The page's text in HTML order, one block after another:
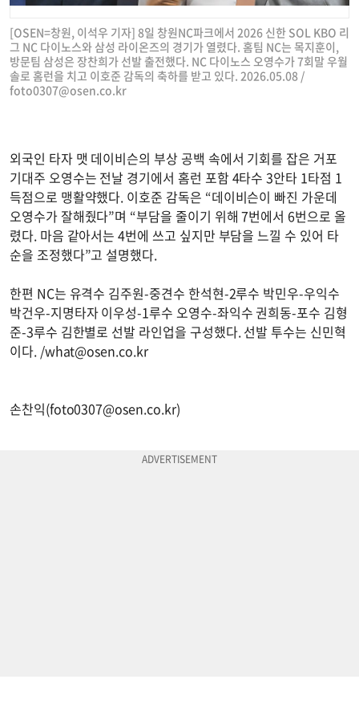
[OSEN=창원, 이석우 기자] 8일 창원NC파크에서 2026 신한 SOL KBO 리
그 NC 다이노스와 삼성 라이온즈의 경기가 열렸다. 홈팀 NC는 목지훈이,
방문팀 삼성은 장찬희가 선발 출전했다. NC 다이노스 오영수가 7회말 우월
솔로 홈런을 치고 이호준 감독의 축하를 받고 있다. 2026.05.08 /
foto0307@osen.co.kr
외국인 타자 맷 데이비슨의 부상 공백 속에서 기회를 잡은 거포
기대주 오영수는 전날 경기에서 홈런 포함 4타수 3안타 1타점 1
득점으로 맹활약했다. 이호준 감독은 “데이비슨이 빠진 가운데
오영수가 잘해줬다”며 “부담을 줄이기 위해 7번에서 6번으로 올
렸다. 마음 같아서는 4번에 쓰고 싶지만 부담을 느낄 수 있어 타
순을 조정했다”고 설명했다.
한편 NC는 유격수 김주원-중견수 한석현-2루수 박민우-우익수
박건우-지명타자 이우성-1루수 오영수-좌익수 권희동-포수 김형
준-3루수 김한별로 선발 라인업을 구성했다. 선발 투수는 신민혁
이다. /what@osen.co.kr
손찬익(foto0307@osen.co.kr)